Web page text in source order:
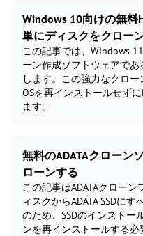
Windows 10向けの無料
単にディスクをクロー
この記事では、Windows
ーン作成ソフトウェアで
します。この強力なクロ
OSを再インストールせず
ます。
無料のADATAクローン
ローンする
この記事はADATAクロー
ィスクからADATA SSDに
のため、SSDのインストー
ンを再インストールする必